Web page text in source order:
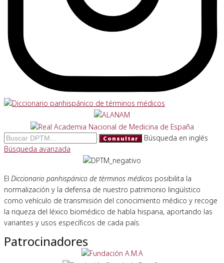
Consultar
Búsqueda en inglés
Búsqueda avanzada
El Diccionario panhispánico de términos médicos posibilita la
normalización y la defensa de nuestro patrimonio lingüístico
como vehículo de transmisión del conocimiento médico y recoge
la riqueza del léxico biomédico de habla hispana, aportando las
variantes y usos específicos de cada país.
Patrocinadores